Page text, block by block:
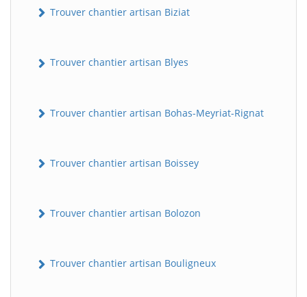
Trouver chantier artisan Biziat
Trouver chantier artisan Blyes
Trouver chantier artisan Bohas-Meyriat-Rignat
Trouver chantier artisan Boissey
Trouver chantier artisan Bolozon
Trouver chantier artisan Bouligneux